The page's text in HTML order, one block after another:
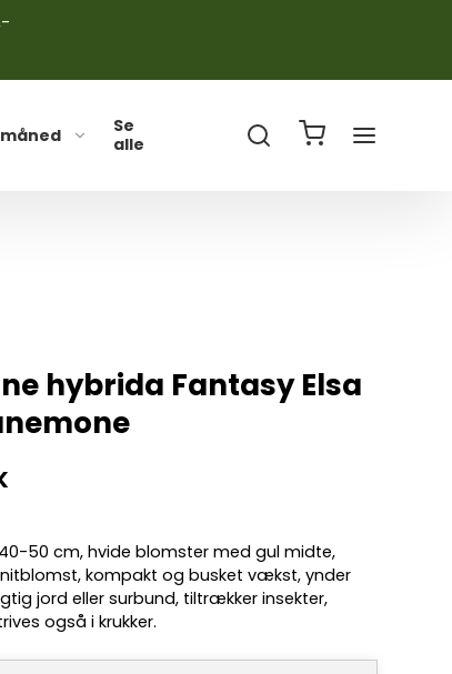
Se
alle
hybrida Fantasy Elsa
50 cm, hvide blomster med gul midte,
kompakt og busket vækst, ynder
jord eller surbund, tiltrækker insekter,
også i krukker.